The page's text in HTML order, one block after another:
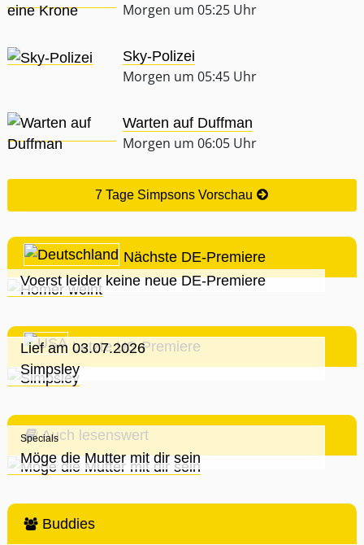
Morgen um 05:25 Uhr
Sky-Polizei
Morgen um 05:45 Uhr
Warten auf Duffman
Morgen um 06:05 Uhr
7 Tage Simpsons Vorschau
Nächste DE-Premiere
Voerst leider keine neue DE-Premiere
Letzte US-Premiere
Lief am 03.07.2026
Simpsley
Auch lesenswert
Specials
Möge die Mutter mit dir sein
Buddies